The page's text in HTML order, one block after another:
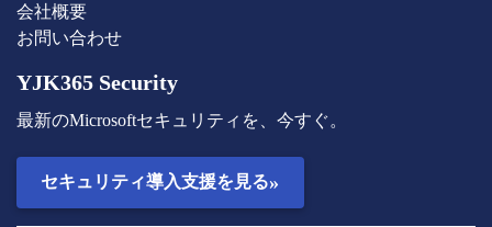
会社概要
お問い合わせ
YJK365 Security
最新のMicrosoftセキュリティを、今すぐ。
セキュリティ導入支援を見る»